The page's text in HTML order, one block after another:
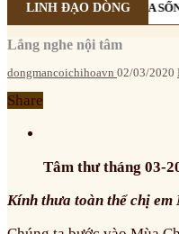
LINH ĐẠO DÒNG
CÔI CÙNG MẸ MARIA
Lắng nghe nội tâm
dongmancoichihoavn 02/03/2020
Share
Tâm thư tháng 03-
Kính thưa toàn thể chị em